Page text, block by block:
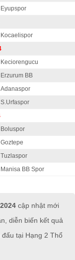
Eyupspor
Kocaelispor
Keciorengucu
Erzurum BB
Adanaspor
S.Urfaspor
Boluspor
Goztepe
Tuzlaspor
Manisa BB Spor
cập nhật mới
diễn biến kết quả
tại Hạng 2 Thổ